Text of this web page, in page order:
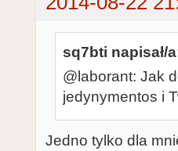
sq7bti napisał/
@laborant: Jak
jedynymentos i
Jedno tylko dla